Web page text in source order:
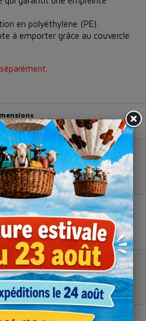
en polyéthylène (PE).
à emporter grâce au couvercle
cm)
Colis de Panier
x H
4,5
50
Total (HT) : --
x H
6
Total (HT) :--
x H
7,8
50
Total (HT) : --